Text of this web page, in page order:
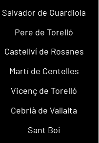
Salvador de Guardiola
Pere de Torelló
Castellví de Rosanes
Martí de Centelles
Vicenç de Torelló
Cebrià de Vallalta
Sant Boi